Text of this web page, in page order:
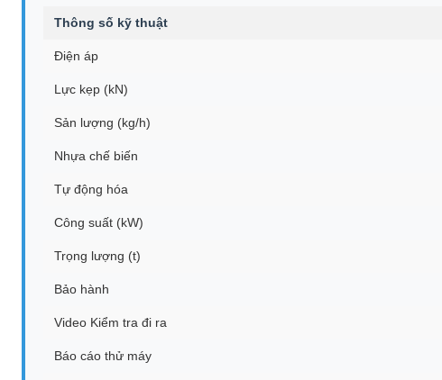
Thông số kỹ thuật
Điện áp
Lực kẹp (kN)
Sản lượng (kg/h)
Nhựa chế biến
Tự động hóa
Công suất (kW)
Trọng lượng (t)
Bảo hành
Video Kiểm tra đi ra
Báo cáo thử máy